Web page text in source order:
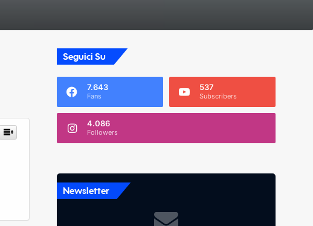
Seguici Su
7.643
Fans
537
Subscribers
4.086
Followers
Newsletter